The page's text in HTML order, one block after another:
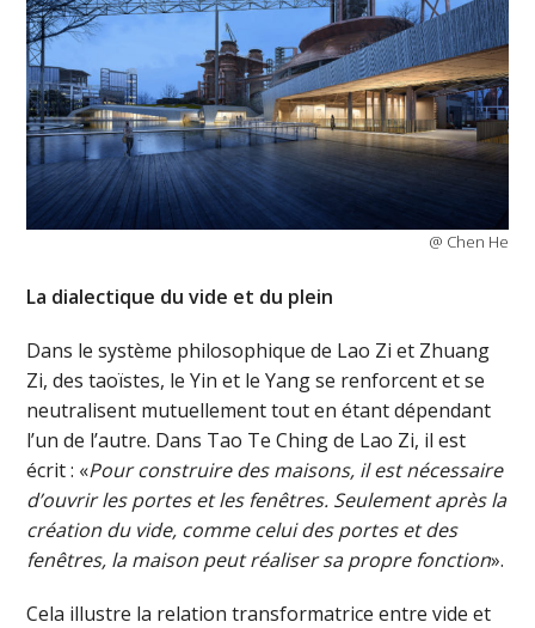
@ Chen He
La dialectique du vide et du plein
Dans le système philosophique de Lao Zi et Zhuang
Zi, des taoïstes, le Yin et le Yang se renforcent et se
neutralisent mutuellement tout en étant dépendant
l’un de l’autre. Dans Tao Te Ching de Lao Zi, il est
écrit : «Pour construire des maisons, il est nécessaire
d’ouvrir les portes et les fenêtres. Seulement après la
création du vide, comme celui des portes et des
fenêtres, la maison peut réaliser sa propre fonction».
Cela illustre la relation transformatrice entre vide et